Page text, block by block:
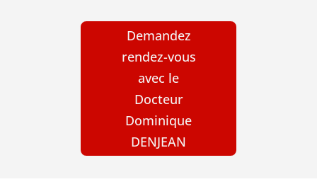
Demandez
rendez-vous
avec le
Docteur
Dominique
DENJEAN